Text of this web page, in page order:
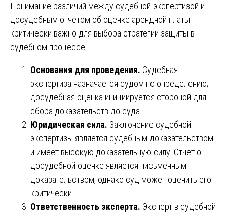
Понимание различий между судебной экспертизой и
досудебным отчётом об оценке арендной платы
критически важно для выбора стратегии защиты в
судебном процессе:
Основания для проведения. Судебная
экспертиза назначается судом по определению;
досудебная оценка инициируется стороной для
сбора доказательств до суда.
Юридическая сила. Заключение судебной
экспертизы является судебным доказательством
и имеет высокую доказательную силу. Отчёт о
досудебной оценке является письменным
доказательством, однако суд может оценить его
критически.
Ответственность эксперта. Эксперт в судебной